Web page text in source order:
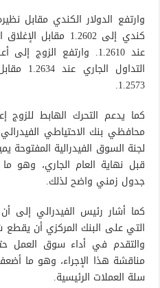
وارتفع الدولار الكندي مقابل
كندي إلى 1.2602
عند 1.2610. وارتفع
1.2573.
كما يدعم التحرك الهابط
محافظي بنك الاحتياطي
لجنة السوق الفيدرالية
قبل نهاية العام الجاري، وهو
جدول زمني واضح لذلك.
كما أشار رئيس الفيدرالي إلى
التي على البنك المركزي أن
والتقدم في أداء سوق
مناقشة هذا الإجراء، وهو ما
سلة العملات الرئيسية.